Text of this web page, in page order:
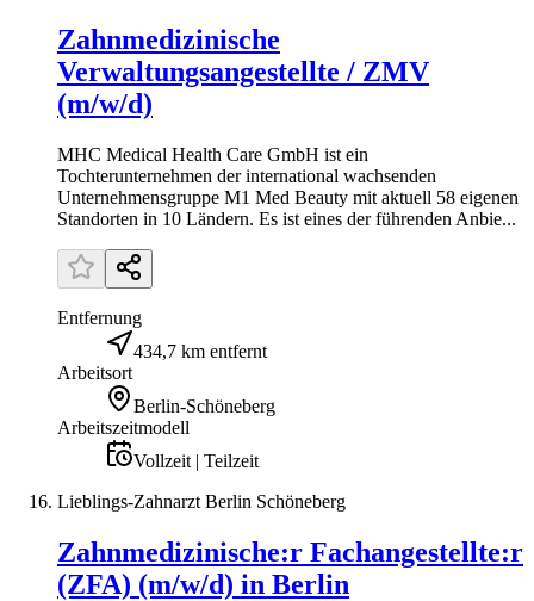
Zahnmedizinische
Verwaltungsangestellte / ZMV
(m/w/d)
MHC Medical Health Care GmbH ist ein
Tochterunternehmen der international wachsenden
Unternehmensgruppe M1 Med Beauty mit aktuell 58 eigenen
Standorten in 10 Ländern. Es ist eines der führenden Anbie...
Entfernung
434,7 km entfernt
Arbeitsort
Berlin-Schöneberg
Arbeitszeitmodell
Vollzeit | Teilzeit
Lieblings-Zahnarzt Berlin Schöneberg
Zahnmedizinische:r Fachangestellte:r
(ZFA) (m/w/d) in Berlin